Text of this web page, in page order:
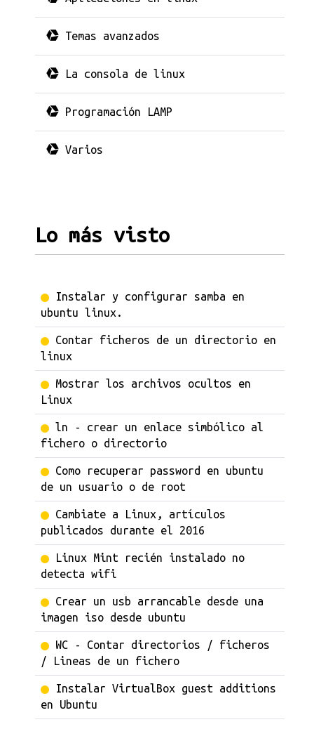
Temas avanzados
La consola de linux
Programación LAMP
Varios
Lo más visto
Instalar y configurar samba en
ubuntu linux.
Contar ficheros de un directorio en
linux
Mostrar los archivos ocultos en
Linux
ln - crear un enlace simbólico al
fichero o directorio
Como recuperar password en ubuntu
de un usuario o de root
Cambiate a Linux, artículos
publicados durante el 2016
Linux Mint recién instalado no
detecta wifi
Crear un usb arrancable desde una
imagen iso desde ubuntu
WC - Contar directorios / ficheros
/ Lineas de un fichero
Instalar VirtualBox guest additions
en Ubuntu